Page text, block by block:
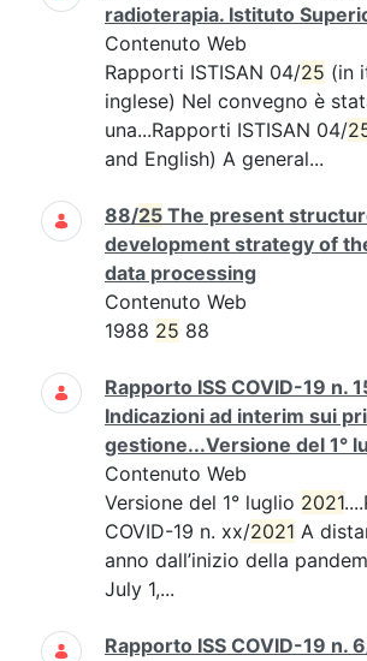
radioterapia. Istituto
Contenuto Web
Rapporti ISTISAN 04/25 (in
inglese) Nel convegno è
una...Rapporti ISTISAN 04/
and English) A general...
88/25 The present
development strategy of
data processing
Contenuto Web
1988 25 88
Rapporto ISS COVID-19 n.
Indicazioni ad interim sui
gestione...Versione del 1°
Contenuto Web
Versione del 1° luglio 2021
COVID-19 n. xx/2021 A
anno dall’inizio della
July 1,...
Rapporto ISS COVID-19 n.